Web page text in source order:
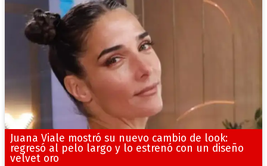
Juana Viale mostró su nuevo cambio de look:
regresó al pelo largo y lo estrenó con un diseño
velvet oro